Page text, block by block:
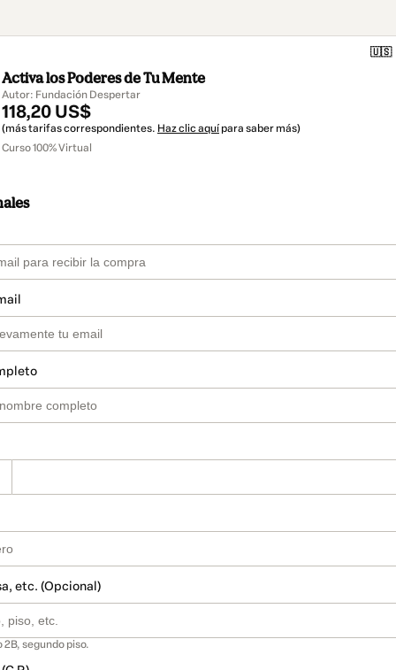
🇺🇸
Activa los Poderes de Tu Mente
Autor: Fundación Despertar
118,20 US$
(más tarifas correspondientes. Haz clic aquí para saber más)
Curso 100% Virtual
etc. (Opcional)
segundo piso.